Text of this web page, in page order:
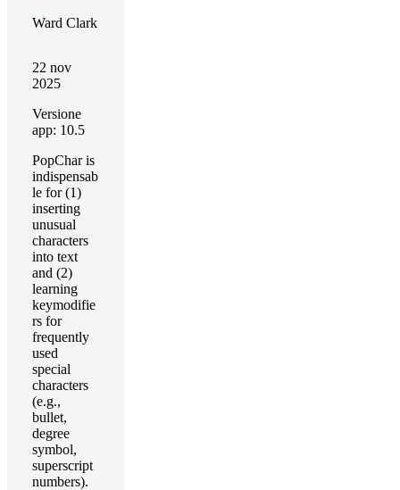
Ward Clark
22 nov
2025
Versione
app: 10.5
PopChar is
indispensab
le for (1)
inserting
unusual
characters
into text
and (2)
learning
keymodifie
rs for
frequently
used
special
characters
(e.g.,
bullet,
degree
symbol,
superscript
numbers).